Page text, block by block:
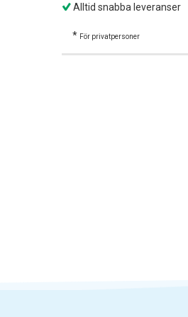
Alltid snabba leveranser
* För privatpersoner